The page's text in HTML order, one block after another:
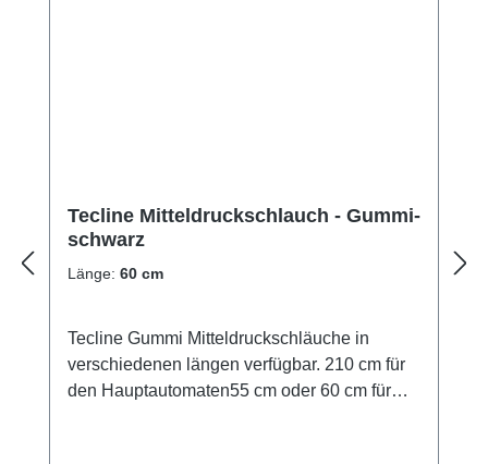
Tecline Mitteldruckschlauch - Gummi-
schwarz
Länge: 60 cm
Tecline Gummi Mitteldruckschläuche in
verschiedenen längen verfügbar. 210 cm für
den Hauptautomaten55 cm oder 60 cm für